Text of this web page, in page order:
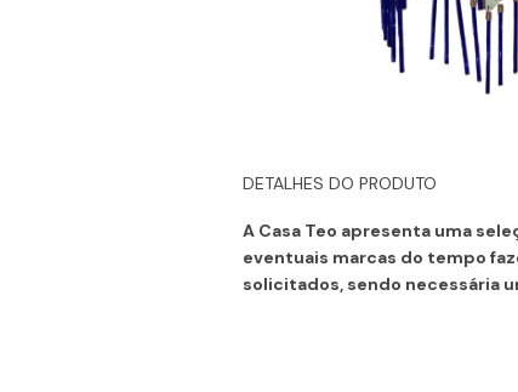
DETALHES DO PRODUTO
A Casa Teo apresenta uma
eventuais marcas do tempo
solicitados, sendo necessária